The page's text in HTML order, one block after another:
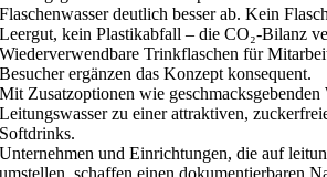
Flaschenwasser deutlich besser ab. Kein
Leergut, kein Plastikabfall – die CO₂-Bilanz
Wiederverwendbare Trinkflaschen für
Besucher ergänzen das Konzept konsequent.
Mit Zusatzoptionen wie geschmacksgebenden
Leitungswasser zu einer attraktiven,
Softdrinks.
Unternehmen und Einrichtungen, die auf
umstellen, schaffen einen dokumentierbaren